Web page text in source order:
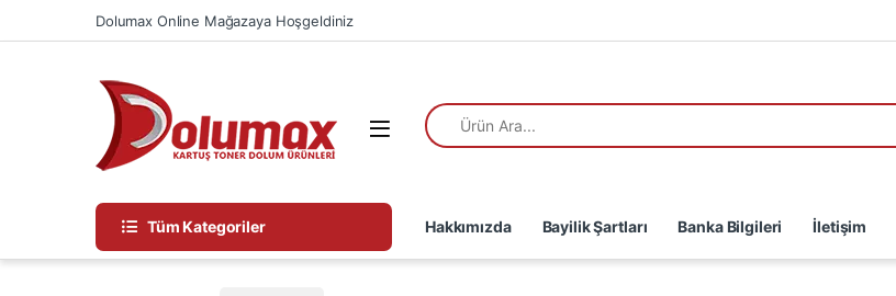
Skip to navigation
Skip to contentDolumax Online Mağazaya Hoşgeldiniz
Ürün Ara:
Tüm Kategoriler Hakkımızda Bayilik Şartları Banka Bilgileri İletişim